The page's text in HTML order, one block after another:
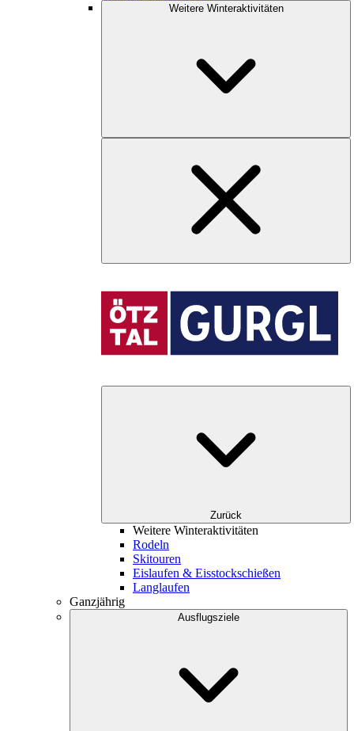
Weitere Winteraktivitäten
Zurück
Weitere Winteraktivitäten
Rodeln
Skitouren
Eislaufen & Eisstockschießen
Langlaufen
Ganzjährig
Ausflugsziele